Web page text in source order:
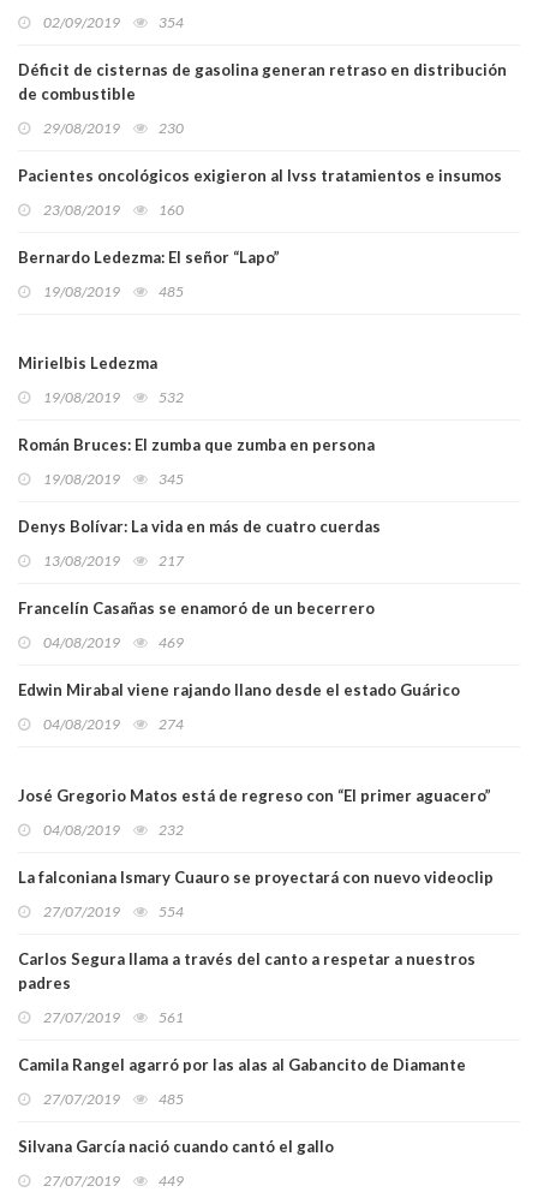
02/09/2019 354
Déficit de cisternas de gasolina generan retraso en distribución
de combustible
29/08/2019 230
Pacientes oncológicos exigieron al Ivss tratamientos e insumos
23/08/2019 160
Bernardo Ledezma: El señor “Lapo”
19/08/2019 485
Mirielbis Ledezma
19/08/2019 532
Román Bruces: El zumba que zumba en persona
19/08/2019 345
Denys Bolívar: La vida en más de cuatro cuerdas
13/08/2019 217
Francelín Casañas se enamoró de un becerrero
04/08/2019 469
Edwin Mirabal viene rajando llano desde el estado Guárico
04/08/2019 274
José Gregorio Matos está de regreso con “El primer aguacero”
04/08/2019 232
La falconiana Ismary Cuauro se proyectará con nuevo videoclip
27/07/2019 554
Carlos Segura llama a través del canto a respetar a nuestros
padres
27/07/2019 561
Camila Rangel agarró por las alas al Gabancito de Diamante
27/07/2019 485
Silvana García nació cuando cantó el gallo
27/07/2019 449